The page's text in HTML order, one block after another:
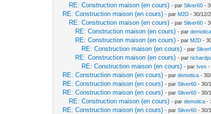
RE: Construction maison (en cours) - parSilver60 -
RE: Construction maison (en cours) - par M2D - 30/12/
RE: Construction maison (en cours) - parSilver60 -
RE: Construction maison (en cours) - pardemotica
RE: Construction maison (en cours) - par M2D -
RE: Construction maison (en cours) - par
RE: Construction maison (en cours) - par
RE: Construction maison (en cours) - par Ives -
RE: Construction maison (en cours) - pardemotica -
RE: Construction maison (en cours) - parSilver60 - 30/
RE: Construction maison (en cours) - parSilver60 - 30/
RE: Construction maison (en cours) - pardemotica -
RE: Construction maison (en cours) - parSilver60 - 30/